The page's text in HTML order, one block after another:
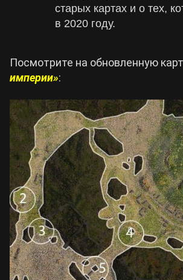
Все игрыстарых картах и о тех,
в 2020 году.
Посмотрите на обновленную
империи»: